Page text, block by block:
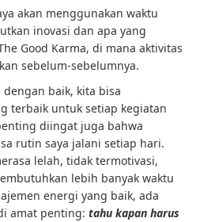
akan menggunakan waktu
inovasi dan apa yang
Good Karma, di mana aktivitas
sebelum-sebelumnya.
baik, kita bisa
terbaik untuk setiap kegiatan
diingat juga bahwa
rutin saya jalani setiap hari.
lelah, tidak termotivasi,
lebih banyak waktu
energi yang baik, ada
amat penting: tahu kapan harus